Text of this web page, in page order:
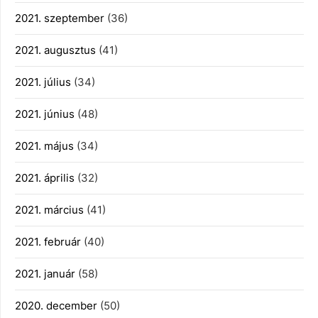
2021. szeptember (36)
2021. augusztus (41)
2021. július (34)
2021. június (48)
2021. május (34)
2021. április (32)
2021. március (41)
2021. február (40)
2021. január (58)
2020. december (50)